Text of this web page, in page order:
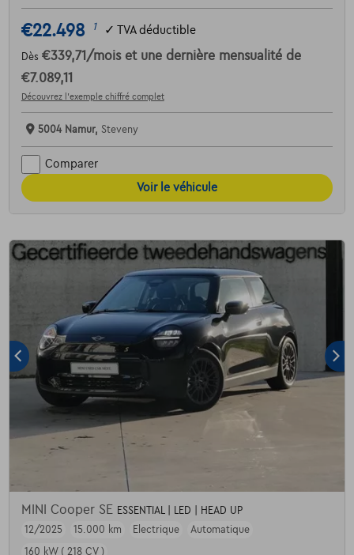
€22.498 1 ✓ TVA déductible
Dès €339,71 /mois et une dernière mensualité de
€7.089,11
Découvrez l’exemple chiffré complet
5004 Namur, Steveny
Comparer
Voir le véhicule
MINI Cooper SE ESSENTIAL | LED | HEAD UP
12/2025
15.000 km Electrique
Automatique
160 kW ( 218 CV )